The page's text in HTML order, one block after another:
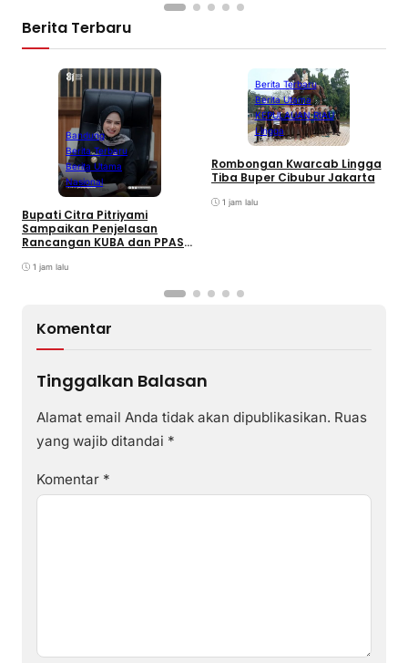
Berita Terbaru
Bandung
Berita Terbaru
Berita Utama
Nasional
Bupati Citra Pitriyami
Sampaikan Penjelasan
Rancangan KUBA dan PPASP
1 jam lalu
Berita Terbaru
Berita Utama
KEPULAUAN RIAU
Lingga
Rombongan Kwarcab Lingga
Tiba Buper Cibubur Jakarta
1 jam lalu
Komentar
Tinggalkan Balasan
Alamat email Anda tidak akan dipublikasikan. Ruas
yang wajib ditandai *
Komentar *